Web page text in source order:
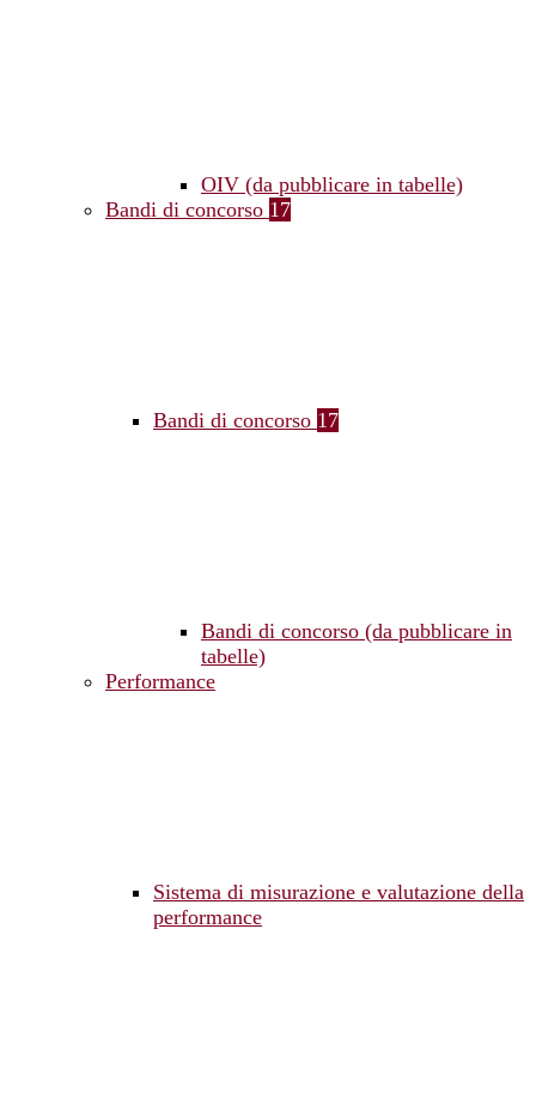
OIV (da pubblicare in tabelle)
Bandi di concorso 17
Bandi di concorso 17
Bandi di concorso (da pubblicare in
tabelle)
Performance
Sistema di misurazione e valutazione della
performance